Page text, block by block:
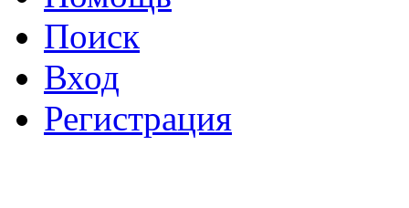
Поиск
Вход
Регистрация